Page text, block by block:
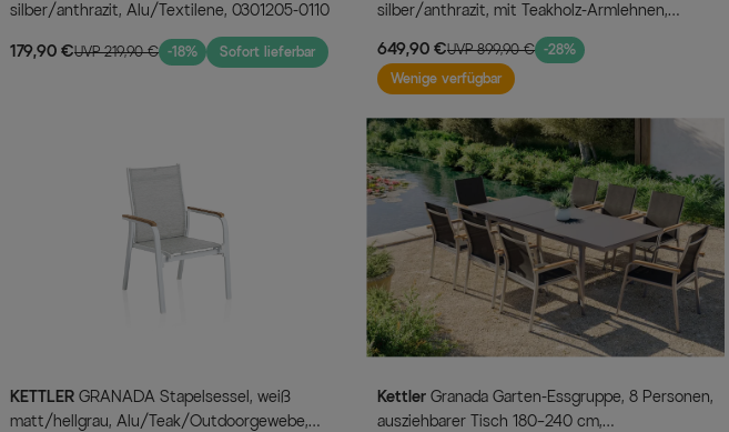
silber/anthrazit, Alu/Textilene, 0301205-0110
179,90 €UVP 219,90 € -18% Sofort lieferbar
silber/anthrazit, mit Teakholz-Armlehnen,
649,90 €UVP 899,90 € -28%
Wenige verfügbar
KETTLER
matt/hellgrau, Alu/Teak/Outdoorgewebe,
Kettler
ausziehbarer Tisch 180–240 cm,